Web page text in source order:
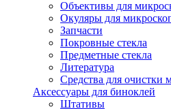
Объективы для
Окуляры для
Запчасти
Покровные стекла
Предметные стекла
Литература
Средства для очистки
Аксессуары для биноклей
Штативы